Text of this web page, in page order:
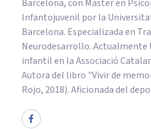
Barcelona, con Máster en
Infantojuvenil por la
Barcelona. Especializada en
Neurodesarrollo.
infantil en la Associació
Autora del libro "Vivir de
Rojo, 2018). Aficionada del